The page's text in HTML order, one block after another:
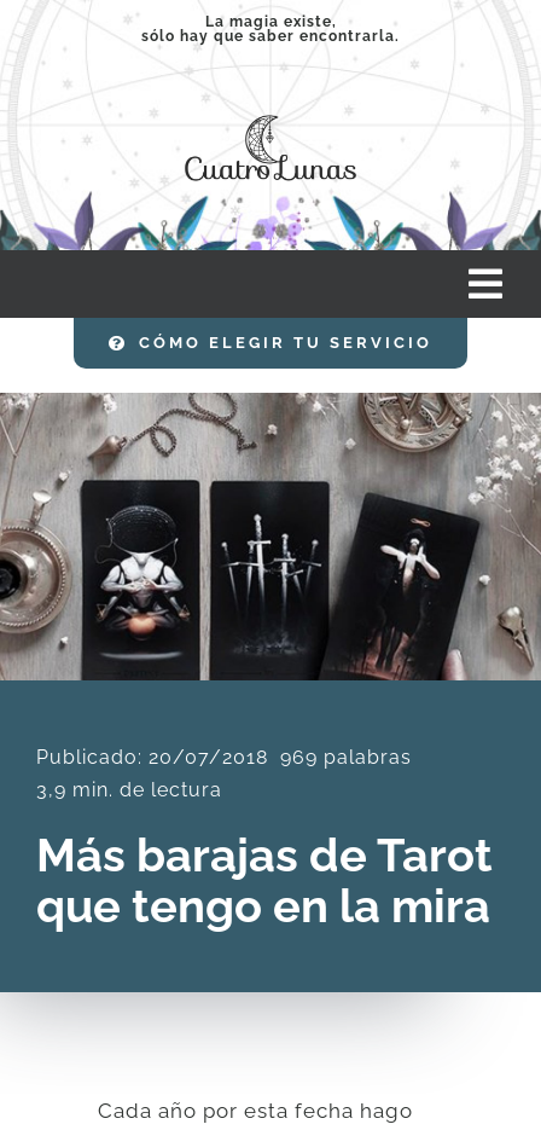
Saltar
contenido
La magia existe,
sólo hay que saber encontrarla.
INICIO
SERVICIOS
CLASES
DESCARGAS
ARTÍCULOS
ACERCA
CONTACTO
Carrito
CÓMO ELEGIR TU SERVICIO
Publicado: 20/07/2018 969 palabras
3,9 min. de lectura
Más barajas de Tarot
que tengo en la mira
Cada año por esta fecha hago